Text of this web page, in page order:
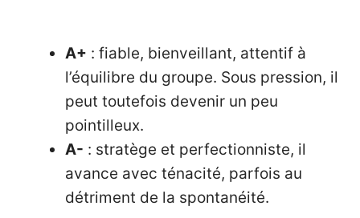
A+ : fiable, bienveillant, attentif à
l’équilibre du groupe. Sous pression, il
peut toutefois devenir un peu
pointilleux.
A- : stratège et perfectionniste, il
avance avec ténacité, parfois au
détriment de la spontanéité.